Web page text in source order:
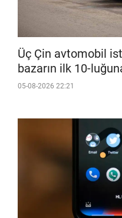
Üç Çin avtomobil
bazarın ilk 10-
05-08-2026 22:21